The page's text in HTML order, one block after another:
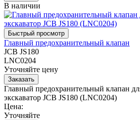
В наличии
Главный предохранительный клапан
JCB JS180
LNC0204
Уточняйте цену
Главный предохранительный клапан
экскаватор JCB JS180 (LNC0204)
Цена:
Уточняйте